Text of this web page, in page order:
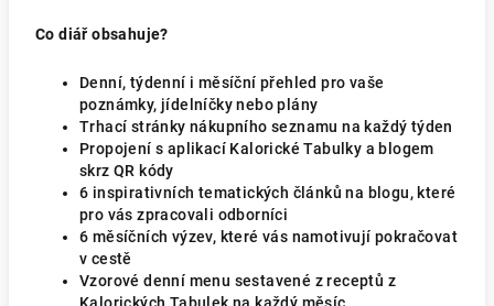
Co diář obsahuje?
Denní, týdenní i měsíční přehled pro vaše
poznámky, jídelníčky nebo plány
Trhací stránky nákupního seznamu na každý týden
Propojení s aplikací Kalorické Tabulky a blogem
skrz QR kódy
6 inspirativních tematických článků na blogu, které
pro vás zpracovali odborníci
6 měsíčních výzev, které vás namotivují pokračovat
v cestě
Vzorové denní menu sestavené z receptů z